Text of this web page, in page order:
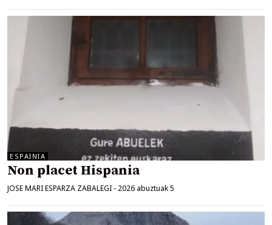
ESPAINIA
Non placet Hispania
JOSE MARI ESPARZA ZABALEGI - 2026 abuztuak 5